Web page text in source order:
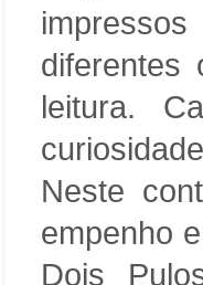
diferentes
leitura.
Neste
empenho
Dois